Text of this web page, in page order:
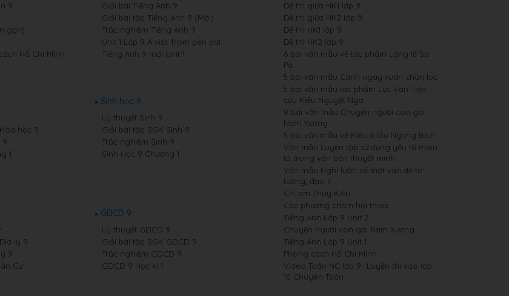
9
gọn)
Hồ Chí Minh
Giải bài Tiếng Anh 9
Giải bài tập Tiếng Anh 9 (Mới)
Trắc nghiệm Tiếng Anh 9
Unit 1 Lớp 9 A visit from pen pal
Tiếng Anh 9 mới Unit 1
học 9
9
1
Sinh học 9
Lý thuyết Sinh 9
Giải bài tập SGK Sinh 9
Trắc nghiệm Sinh 9
Sinh Học 9 Chương 1
lý 9
9
Cư
GDCD 9
Lý thuyết GDCD 9
Giải bài tập SGK GDCD 9
Trắc nghiệm GDCD 9
GDCD 9 Học kì 1
Đề thi giữa HK1 lớp 9
Đề thi giữa HK2 lớp 9
Đề thi HK1 lớp 9
Đề thi HK2 lớp 9
6 bài văn mẫu về tác phẩm Lặng lẽ Sa
Pa
5 bài văn mẫu Cảnh ngày xuân chọn lọc
5 bài văn mẫu tác phẩm Lục Vân Tiên
cứu Kiều Nguyệt Nga
8 bài văn mẫu Chuyện người con gái
Nam Xương
5 bài văn mẫu về Kiều ở lầu Ngưng Bích
Văn mẫu Luyện tập sử dụng yếu tố miêu
tả trong văn bản thuyết minh
Văn mẫu Nghị luận về một vấn đề tư
tưởng, đạo lí
Chị em Thúy Kiều
Các phương châm hội thoại
Tiếng Anh Lớp 9 Unit 2
Chuyện người con gái Nam Xương
Tiếng Anh Lớp 9 Unit 1
Phong cách Hồ Chí Minh
Video Toán NC lớp 9- Luyện thi vào lớp
10 Chuyên Toán